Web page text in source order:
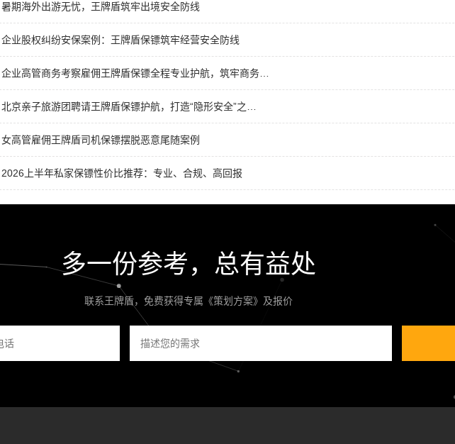
暑期海外出游无忧，王牌盾筑牢出境安全防线
企业股权纠纷安保案例：王牌盾保镖筑牢经营安全防线
企业高管商务考察雇佣王牌盾保镖全程专业护航，筑牢商务…
北京亲子旅游团聘请王牌盾保镖护航，打造“隐形安全”之…
女高管雇佣王牌盾司机保镖摆脱恶意尾随案例
2026上半年私家保镖性价比推荐：专业、合规、高回报
多一份参考，总有益处
联系王牌盾，免费获得专属《策划方案》及报价